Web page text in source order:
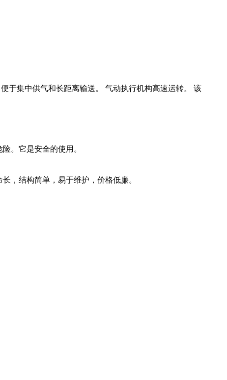
于集中供气和长距离输送。 气动执行机构高速运转。 该
。它是安全的使用。
，结构简单，易于维护，价格低廉。